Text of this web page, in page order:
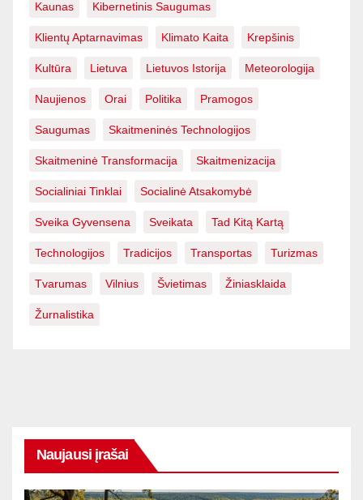
Kaunas Kibernetinis Saugumas
Klientų Aptarnavimas Klimato Kaita Krepšinis
Kultūra Lietuva Lietuvos Istorija Meteorologija
Naujienos Orai Politika Pramogos
Saugumas Skaitmeninės Technologijos
Skaitmeninė Transformacija Skaitmenizacija
Socialiniai Tinklai Socialinė Atsakomybė
Sveika Gyvensena Sveikata Tad Kitą Kartą
Technologijos Tradicijos Transportas Turizmas
Tvarumas Vilnius Švietimas Žiniasklaida
Žurnalistika
Naujausi įrašai